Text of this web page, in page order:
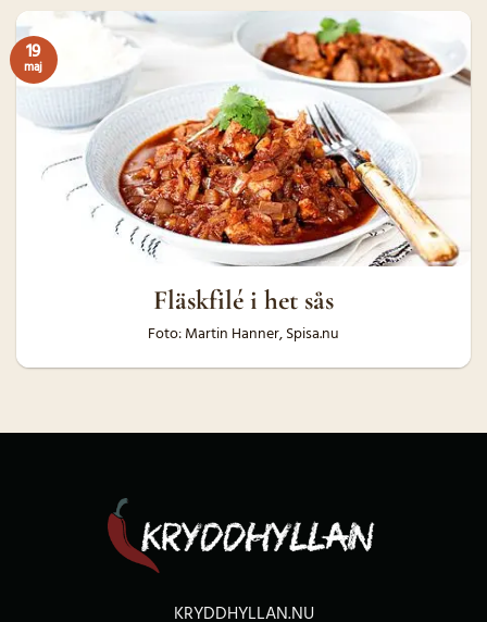
Fläskfilé i het sås
Foto: Martin Hanner, Spisa.nu
19
maj
KRYDDHYLLAN.NU